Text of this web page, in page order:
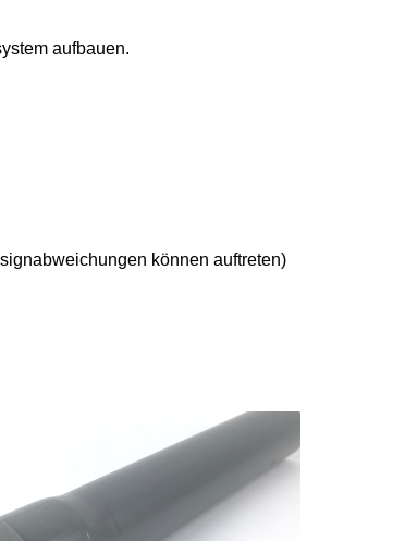
aufbauen.
können auftreten)